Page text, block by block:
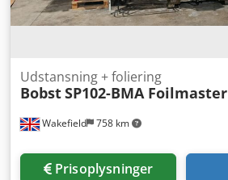
Wakefield 758 km
Udstansning + foliering
BobstSP102-BMA Foilmaster
Prisoplysninger